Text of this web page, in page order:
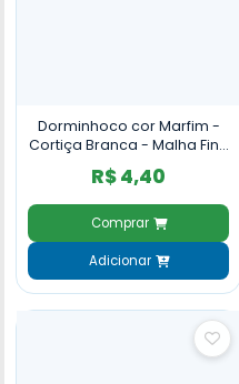
Dorminhoco cor Marfim -
Cortiça Branca - Malha Fina
- 10mm
R$ 4,40
Comprar
Adicionar